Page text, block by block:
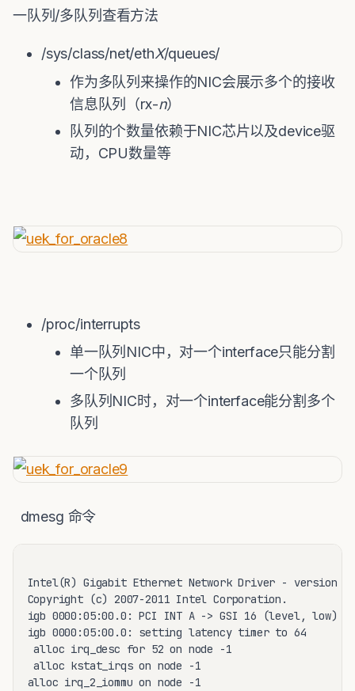
一队列/多队列查看方法
/sys/class/net/ethX/queues/
作为多队列来操作的NIC会展示多个的接收
信息队列（rx-n）
队列的个数量依赖于NIC芯片以及device驱
动，CPU数量等
/proc/interrupts
单一队列NIC中，对一个interface只能分割
一个队列
多队列NIC时，对一个interface能分割多个
队列
dmesg 命令
Intel(R) Gigabit Ethernet Network Driver - version
Copyright (c) 2007-2011 Intel Corporation.
igb 0000:05:00.0: PCI INT A -> GSI 16 (level, low) ->
igb 0000:05:00.0: setting latency timer to 64
alloc irq_desc for 52 on node -1
alloc kstat_irqs on node -1
alloc irq_2_iommu on node -1